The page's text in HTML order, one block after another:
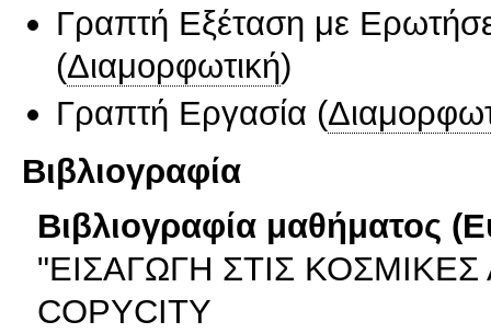
Γραπτή Εξέταση με
(Διαμορφωτική)
Γραπτή Εργασία (
Βιβλιογραφία
Βιβλιογραφία μαθήματος
"ΕΙΣΑΓΩΓΗ ΣΤΙΣ ΚΟΣΜΙΚΕΣ
COPYCITY